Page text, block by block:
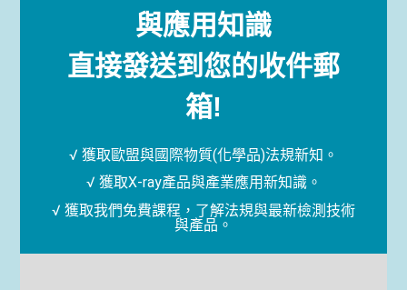
與應用知識
直接發送到您的收件郵
箱!
√ 獲取歐盟與國際物質(化學品)法規新知。
√ 獲取X-ray產品與產業應用新知識。
√ 獲取我們免費課程，了解法規與最新檢測技術
與產品。